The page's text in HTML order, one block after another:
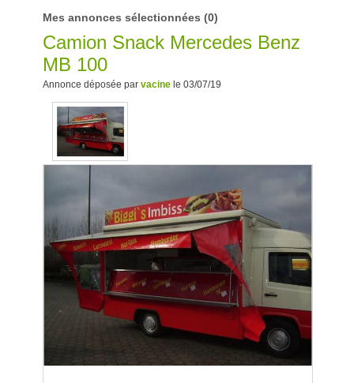
Mes annonces sélectionnées (0)
Camion Snack Mercedes Benz
MB 100
Annonce déposée par vacine le 03/07/19